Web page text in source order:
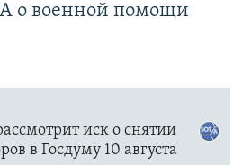
о военной помощи